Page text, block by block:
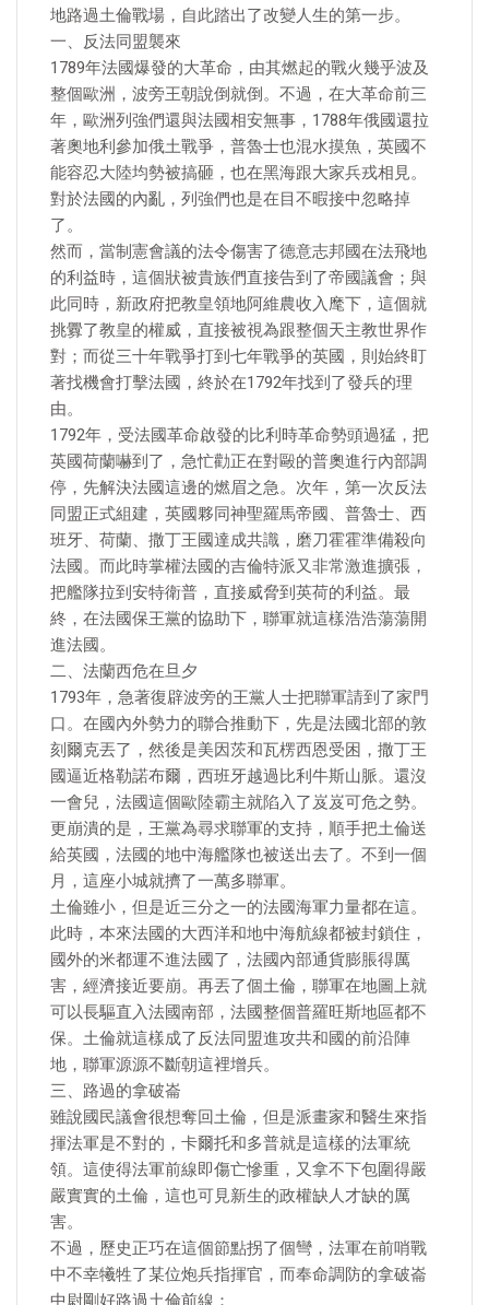
地路過土倫戰場，自此踏出了改變人生的第一步。
一、反法同盟襲來
1789年法國爆發的大革命，由其燃起的戰火幾乎波及
整個歐洲，波旁王朝說倒就倒。不過，在大革命前三
年，歐洲列強們還與法國相安無事，1788年俄國還拉
著奧地利參加俄土戰爭，普魯士也混水摸魚，英國不
能容忍大陸均勢被搞砸，也在黑海跟大家兵戎相見。
對於法國的內亂，列強們也是在目不暇接中忽略掉
了。
然而，當制憲會議的法令傷害了德意志邦國在法飛地
的利益時，這個狀被貴族們直接告到了帝國議會；與
此同時，新政府把教皇領地阿維農收入麾下，這個就
挑釁了教皇的權威，直接被視為跟整個天主教世界作
對；而從三十年戰爭打到七年戰爭的英國，則始終盯
著找機會打擊法國，終於在1792年找到了發兵的理
由。
1792年，受法國革命啟發的比利時革命勢頭過猛，把
英國荷蘭嚇到了，急忙勸正在對毆的普奧進行內部調
停，先解決法國這邊的燃眉之急。次年，第一次反法
同盟正式組建，英國夥同神聖羅馬帝國、普魯士、西
班牙、荷蘭、撒丁王國達成共識，磨刀霍霍準備殺向
法國。而此時掌權法國的吉倫特派又非常激進擴張，
把艦隊拉到安特衛普，直接威脅到英荷的利益。最
終，在法國保王黨的協助下，聯軍就這樣浩浩蕩蕩開
進法國。
二、法蘭西危在旦夕
1793年，急著復辟波旁的王黨人士把聯軍請到了家門
口。在國內外勢力的聯合推動下，先是法國北部的敦
刻爾克丟了，然後是美因茨和瓦楞西恩受困，撒丁王
國逼近格勒諾布爾，西班牙越過比利牛斯山脈。還沒
一會兒，法國這個歐陸霸主就陷入了岌岌可危之勢。
更崩潰的是，王黨為尋求聯軍的支持，順手把土倫送
給英國，法國的地中海艦隊也被送出去了。不到一個
月，這座小城就擠了一萬多聯軍。
土倫雖小，但是近三分之一的法國海軍力量都在這。
此時，本來法國的大西洋和地中海航線都被封鎖住，
國外的米都運不進法國了，法國內部通貨膨脹得厲
害，經濟接近要崩。再丟了個土倫，聯軍在地圖上就
可以長驅直入法國南部，法國整個普羅旺斯地區都不
保。土倫就這樣成了反法同盟進攻共和國的前沿陣
地，聯軍源源不斷朝這裡增兵。
三、路過的拿破崙
雖說國民議會很想奪回土倫，但是派畫家和醫生來指
揮法軍是不對的，卡爾托和多普就是這樣的法軍統
領。這使得法軍前線即傷亡慘重，又拿不下包圍得嚴
嚴實實的土倫，這也可見新生的政權缺人才缺的厲
害。
不過，歷史正巧在這個節點拐了個彎，法軍在前哨戰
中不幸犧牲了某位炮兵指揮官，而奉命調防的拿破崙
中尉剛好路過土倫前線：